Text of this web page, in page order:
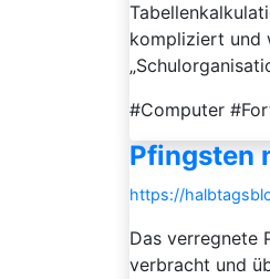
kompliziert und
#Computer
Pfingsten
https://
Das verregnete
verbracht und